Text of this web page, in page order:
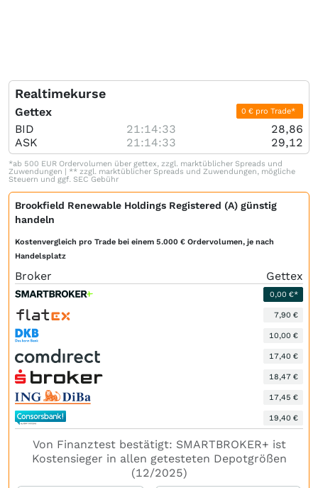
Realtimekurse
Gettex 0 € pro Trade*
BID 21:14:33
28,86
ASK
21:14:33 29,12
*ab 500 EUR Ordervolumen über gettex, zzgl. marktüblicher Spreads und
Zuwendungen | ** zzgl. marktüblicher Spreads und Zuwendungen, mögliche
Steuern und ggf. SEC Gebühr
Brookfield Renewable Holdings Registered (A) günstig
handeln
Kostenvergleich pro Trade bei einem 5.000 € Ordervolumen, je nach
Handelsplatz
Broker Gettex
0,00 €*
7,90 €
10,00 €
17,40 €
18,47 €
17,45 €
19,40 €
Von Finanztest bestätigt: SMARTBROKER+ ist
Kostensieger in allen getesteten Depotgrößen
(12/2025)